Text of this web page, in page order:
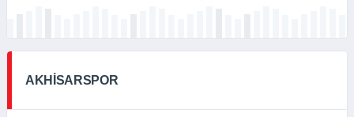
AKHİSARSPOR